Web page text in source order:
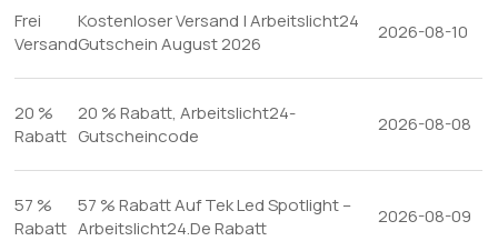
Frei
Versand
Kostenloser Versand | Arbeitslicht24
Gutschein August 2026
2026-08-10
20 %
Rabatt
20 % Rabatt, Arbeitslicht24-
Gutscheincode
2026-08-08
57 %
Rabatt
57 % Rabatt Auf Tek Led Spotlight –
Arbeitslicht24.De Rabatt
2026-08-09